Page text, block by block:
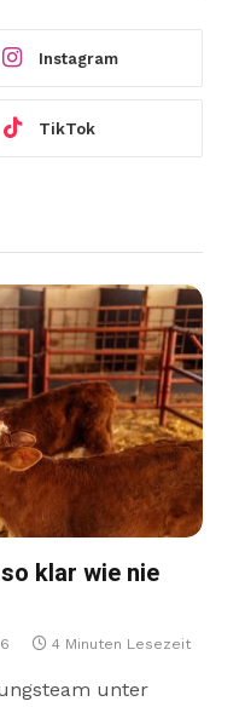
Instagram
TikTok
klar wie nie
4 Minuten Lesezeit
unter